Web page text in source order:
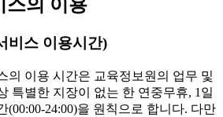
스의 이용
비스 이용시간)
의 이용 시간은 교육정보원의 업무 및
특별한 지장이 없는 한 연중무휴, 1일
(00:00-24:00)을 원칙으로 합니다. 다만